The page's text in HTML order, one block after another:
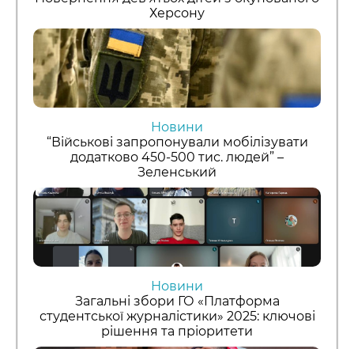
Херсону
Новини
“Військові запропонували мобілізувати
додатково 450-500 тис. людей” –
Зеленський
Новини
Загальні збори ГО «Платформа
студентської журналістики» 2025: ключові
рішення та пріоритети